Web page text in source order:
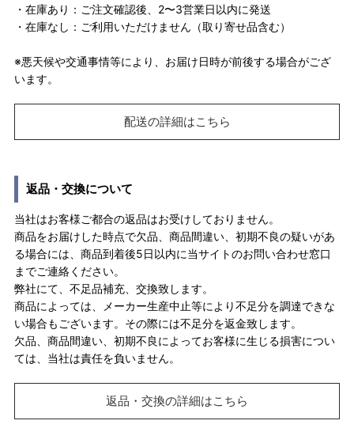
・在庫あり：ご注文確認後、2〜3営業日以内に発送
・在庫なし：ご利用いただけません（取り寄せ品含む）
※悪天候や交通事情等により、お届け日時が前後する場合がござ
います。
配送の詳細はこちら
返品・交換について
当社はお客様ご都合の返品はお受けしておりません。
商品をお届けした時点で欠品、商品間違い、初期不良の疑いがあ
る場合には、商品到着後5日以内に当サイトのお問い合わせ窓口
までご連絡ください。
弊社にて、不足品補充、交換致します。
商品によっては、メーカー生産中止等により不足分を調達できな
い場合もございます。その際には不足分を返金致します。
欠品、商品間違い、初期不良によってお客様に生じる損害につい
ては、当社は責任を負いません。
返品・交換の詳細はこちら